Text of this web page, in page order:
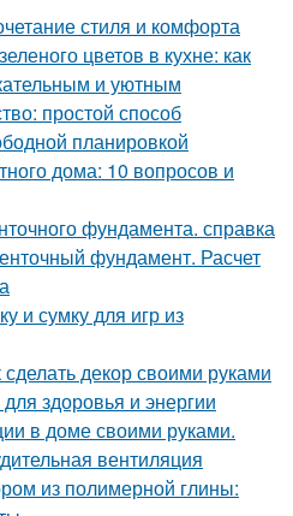
стиля и комфорта
цветов в кухне: как
и уютным
простой способ
планировкой
дома: 10 вопросов и
фундамента. справка
фундамент. Расчет
и сумку для игр из
декор своими руками
здоровья и энергии
в доме своими руками.
вентиляция
из полимерной глины: